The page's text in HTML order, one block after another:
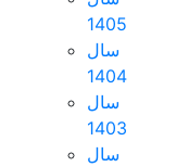
1405
سال
1404
سال
1403
سال